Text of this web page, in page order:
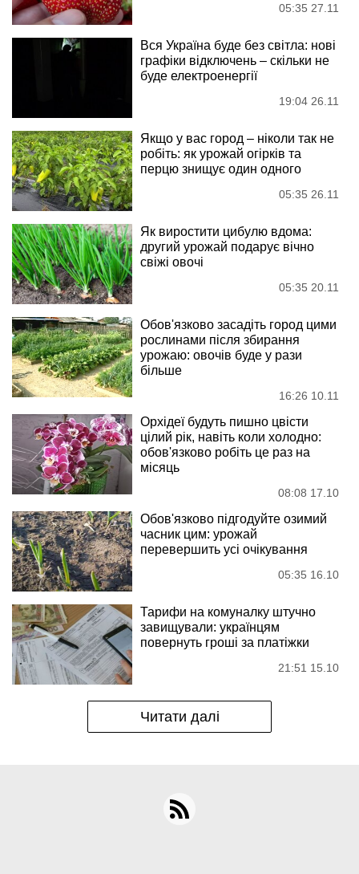
05:35 27.11
Вся Україна буде без світла: нові
графіки відключень – скільки не
буде електроенергії
19:04 26.11
Якщо у вас город – ніколи так не
робіть: як урожай огірків та
перцю знищує один одного
05:35 26.11
Як виростити цибулю вдома:
другий урожай подарує вічно
свіжі овочі
05:35 20.11
Обов'язково засадіть город цими
рослинами після збирання
урожаю: овочів буде у рази
більше
16:26 10.11
Орхідеї будуть пишно цвісти
цілий рік, навіть коли холодно:
обов'язково робіть це раз на
місяць
08:08 17.10
Обов'язково підгодуйте озимий
часник цим: урожай
перевершить усі очікування
05:35 16.10
Тарифи на комуналку штучно
завищували: українцям
повернуть гроші за платіжки
21:51 15.10
Читати далі